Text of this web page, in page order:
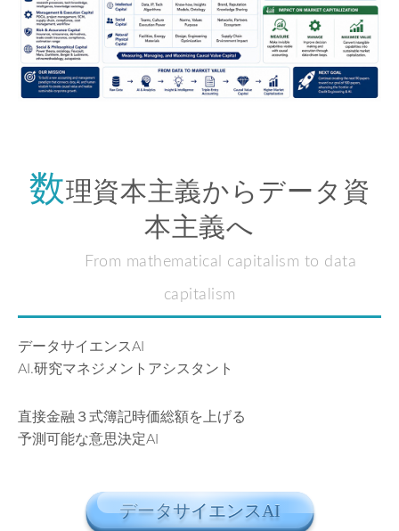
数理資本主義からデータ資
本主義へ
From mathematical capitalism to data
capitalism
データサイエンスAI
AI.研究マネジメントアシスタント
直接金融３式簿記時価総額を上げる
予測可能な意思決定AI
データサイエンスAI